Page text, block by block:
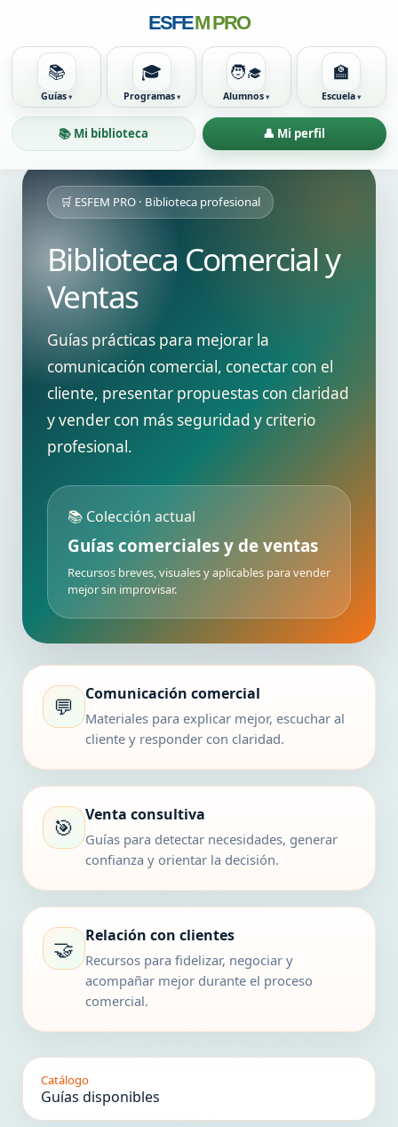
ESFEM PRO
📚
Guías
🎓
Programas
🧑‍🎓
Alumnos
🏫
Escuela
📚 Mi biblioteca 👤 Mi perfil
🛒 ESFEM PRO · Biblioteca profesional
Biblioteca Comercial y
Ventas
Guías prácticas para mejorar la
comunicación comercial, conectar con el
cliente, presentar propuestas con claridad
y vender con más seguridad y criterio
profesional.
📚 Colección actual
Guías comerciales y de ventas
Recursos breves, visuales y aplicables para vender
mejor sin improvisar.
💬 Comunicación comercial
Materiales para explicar mejor, escuchar al
cliente y responder con claridad.
🎯 Venta consultiva
Guías para detectar necesidades, generar
confianza y orientar la decisión.
🤝 Relación con clientes
Recursos para fidelizar, negociar y
acompañar mejor durante el proceso
comercial.
Catálogo
Guías disponibles